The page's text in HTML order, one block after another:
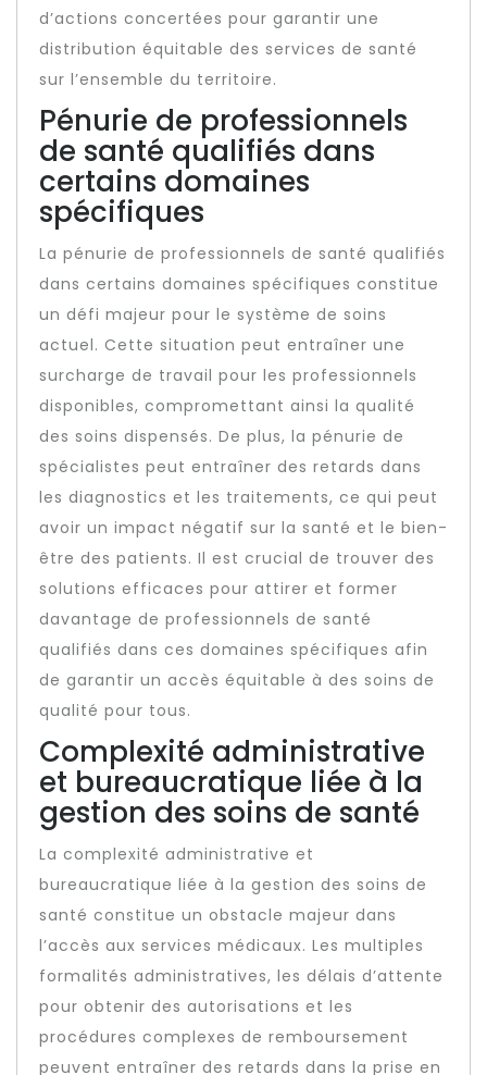
d’actions concertées pour garantir une
distribution équitable des services de santé
sur l’ensemble du territoire.
Pénurie de professionnels
de santé qualifiés dans
certains domaines
spécifiques
La pénurie de professionnels de santé qualifiés
dans certains domaines spécifiques constitue
un défi majeur pour le système de soins
actuel. Cette situation peut entraîner une
surcharge de travail pour les professionnels
disponibles, compromettant ainsi la qualité
des soins dispensés. De plus, la pénurie de
spécialistes peut entraîner des retards dans
les diagnostics et les traitements, ce qui peut
avoir un impact négatif sur la santé et le bien-
être des patients. Il est crucial de trouver des
solutions efficaces pour attirer et former
davantage de professionnels de santé
qualifiés dans ces domaines spécifiques afin
de garantir un accès équitable à des soins de
qualité pour tous.
Complexité administrative
et bureaucratique liée à la
gestion des soins de santé
La complexité administrative et
bureaucratique liée à la gestion des soins de
santé constitue un obstacle majeur dans
l’accès aux services médicaux. Les multiples
formalités administratives, les délais d’attente
pour obtenir des autorisations et les
procédures complexes de remboursement
peuvent entraîner des retards dans la prise en